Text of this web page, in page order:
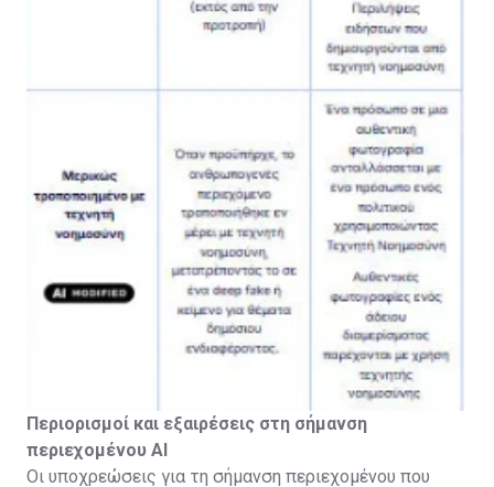
Περιορισμοί και εξαιρέσεις στη σήμανση
περιεχομένου ΑΙ
Οι υποχρεώσεις για τη σήμανση περιεχομένου που